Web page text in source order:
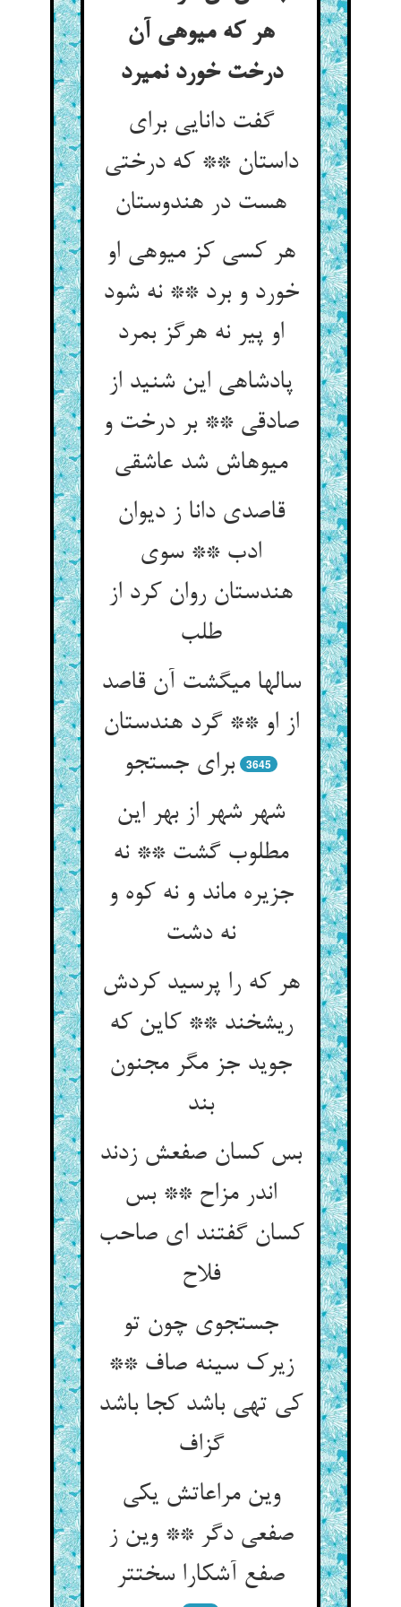
هر که میوه‏ی آن
درخت خورد نمیرد
گفت دانایی برای
داستان ** که درختی
هست در هندوستان‏
هر کسی کز میوه‏ی او
خورد و برد ** نه شود
او پیر نه هرگز بمرد
پادشاهی این شنید از
صادقی ** بر درخت و
میوه‏اش شد عاشقی‏
قاصدی دانا ز دیوان
ادب ** سوی
هندستان روان کرد از
طلب‏
سالها می‏گشت آن قاصد
از او ** گرد هندستان
برای جستجو
3645
شهر شهر از بهر این
مطلوب گشت ** نه
جزیره ماند و نه کوه و
نه دشت‏
هر که را پرسید کردش
ریشخند ** کاین که
جوید جز مگر مجنون
بند
بس کسان صفعش زدند
اندر مزاح ** بس
کسان گفتند ای صاحب
فلاح‏
جستجوی چون تو
زیرک سینه صاف **
کی تهی باشد کجا باشد
گزاف‏
وین مراعاتش یکی
صفعی دگر ** وین ز
صفع آشکارا سخت‏تر